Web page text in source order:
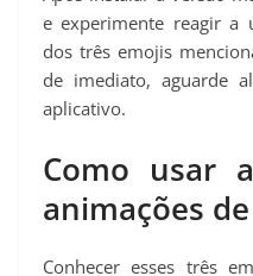
e experimente reagir a
dos três emojis
de imediato, aguarde
aplicativo.
Como usar
animações
Conhecer esses três